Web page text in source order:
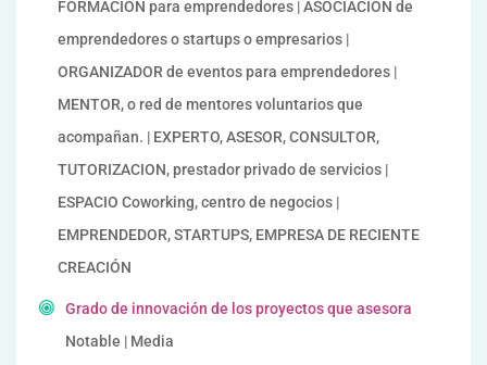
FORMACIÓN para emprendedores | ASOCIACION de
emprendedores o startups o empresarios |
ORGANIZADOR de eventos para emprendedores |
MENTOR, o red de mentores voluntarios que
acompañan. | EXPERTO, ASESOR, CONSULTOR,
TUTORIZACION, prestador privado de servicios |
ESPACIO Coworking, centro de negocios |
EMPRENDEDOR, STARTUPS, EMPRESA DE RECIENTE
CREACIÓN
Grado de innovación de los proyectos que asesora
Notable | Media